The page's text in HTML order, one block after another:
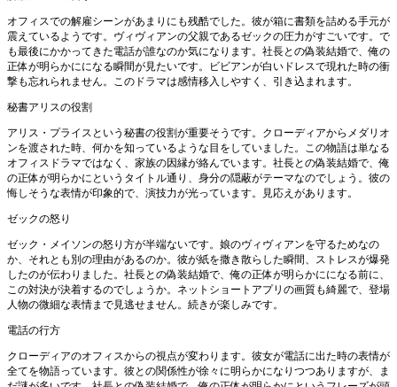
オフィスでの解雇シーンがあまりにも残酷でした。彼が箱に書類を詰める手元が
震えているようです。ヴィヴィアンの父親であるゼックの圧力がすごいです。で
も最後にかかってきた電話が誰なのか気になります。社長との偽装結婚で、俺の
正体が明らかにになる瞬間が見たいです。ビビアンが白いドレスで現れた時の衝
撃も忘れられません。このドラマは感情移入しやすく、引き込まれます。
秘書アリスの役割
アリス・プライスという秘書の役割が重要そうです。クローディアからメダリオ
ンを渡された時、何かを知っているような目をしていました。この物語は単なる
オフィスドラマではなく、家族の因縁が絡んでいます。社長との偽装結婚で、俺
の正体が明らかにというタイトル通り、身分の隠蔽がテーマなのでしょう。彼の
悔しそうな表情が印象的で、演技力が光っています。見応えがあります。
ゼックの怒り
ゼック・メイソンの怒り方が半端ないです。娘のヴィヴィアンを守るためなの
か、それとも別の理由があるのか。彼が紙を撒き散らした瞬間、ストレスが爆発
したのが伝わりました。社長との偽装結婚で、俺の正体が明らかにになる前に、
この対決が決着するのでしょうか。ネットショートアプリの画質も綺麗で、登場
人物の微細な表情まで見逃せません。続きが楽しみです。
電話の行方
クローディアのオフィスからの視点が変わります。彼女が電話に出た時の表情が
全てを物語っています。彼との関係性が徐々に明らかになりつつありますが、ま